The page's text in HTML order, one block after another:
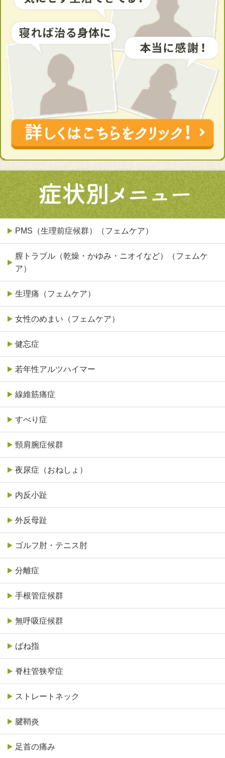
PMS（生理前症候群）（フェムケア）
膣トラブル（乾燥・かゆみ・ニオイなど）（フェムケ
ア）
生理痛（フェムケア）
女性のめまい（フェムケア）
健忘症
若年性アルツハイマー
線維筋痛症
すべり症
頸肩腕症候群
夜尿症（おねしょ）
内反小趾
外反母趾
ゴルフ肘・テニス肘
分離症
手根管症候群
無呼吸症候群
ばね指
脊柱管狭窄症
ストレートネック
腱鞘炎
足首の痛み